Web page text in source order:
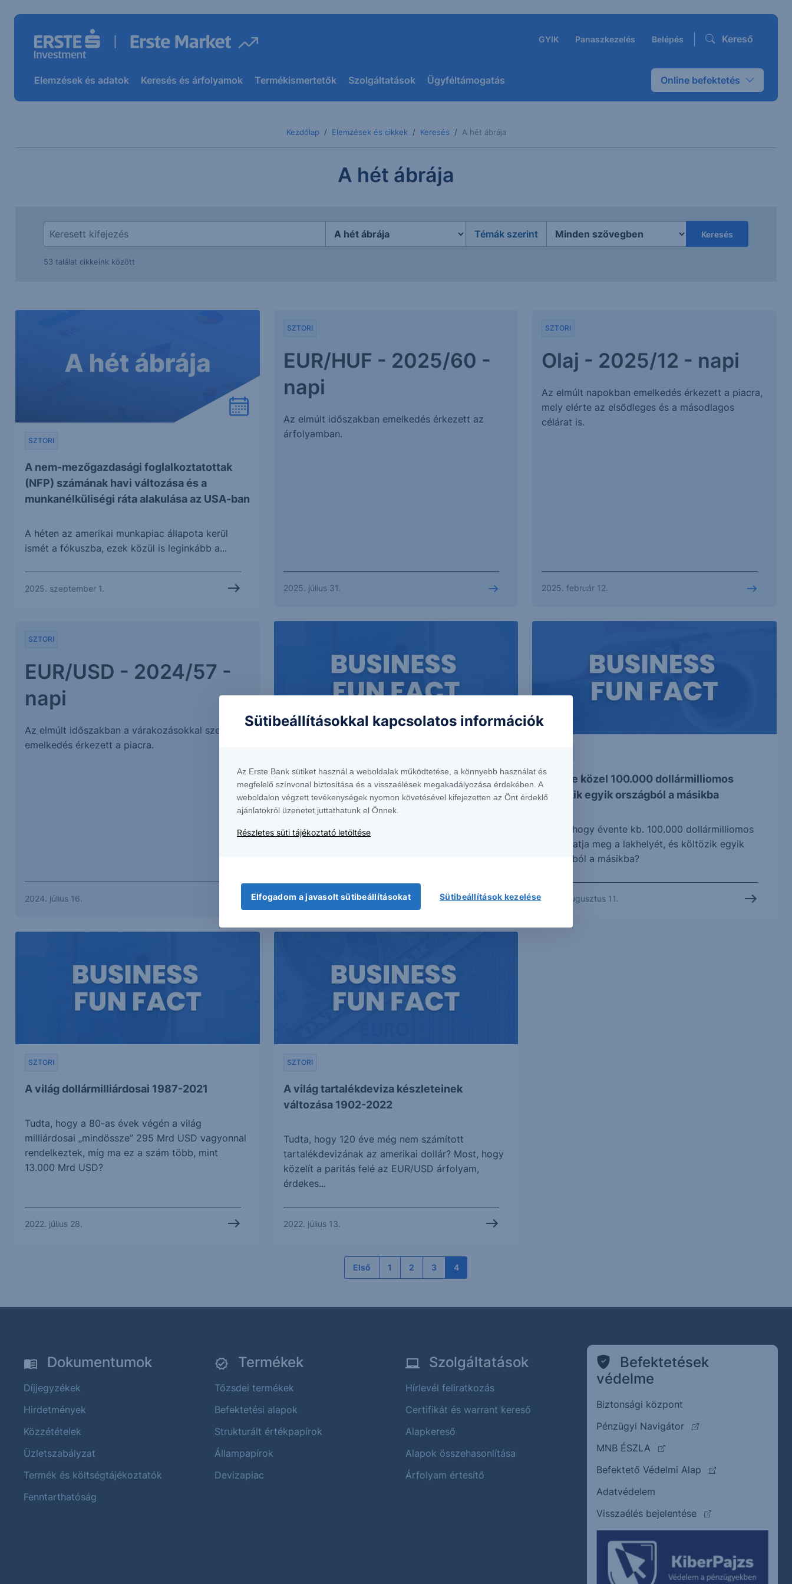
GYIK Panaszkezelés Belépés Kereső
Elemzések és adatok Keresés és árfolyamok Termékismertetők Szolgáltatások Ügyféltámogatás Online befektetés
Kezdőlap Elemzések és cikkek Keresés A hét ábrája
A hét ábrája
Témák szerint Keresés
53 találat cikkeink között
A nem-mezőgazdasági foglalkoztatottak
(NFP) számának havi változása és a
munkanélküliségi ráta alakulása az USA-ban
SZTORI
A héten az amerikai munkapiac állapota kerül
ismét a fókuszba, ezek közül is leginkább a...
2025. szeptember 1.
EUR/HUF - 2025/60 -
napi
SZTORI
Az elmúlt időszakban emelkedés érkezett az
árfolyamban.
2025. július 31.
Olaj - 2025/12 - napi
SZTORI
Az elmúlt napokban emelkedés érkezett a piacra,
mely elérte az elsődleges és a másodlagos
célárat is.
2025. február 12.
EUR/USD - 2024/57 -
napi
SZTORI
Az elmúlt időszakban a várakozásokkal szemben
emelkedés érkezett a piacra.
2024. július 16.
Privátbanki növekedés 2006-2021
2022. október 11.
Évente közel 100.000 dollármilliomos
költözik egyik országból a másikba
Tudta, hogy évente kb. 100.000 dollármilliomos
változtatja meg a lakhelyét, és költözik egyik
országból a másikba?
2022. augusztus 11.
A világ dollármilliárdosai 1987-2021
SZTORI
Tudta, hogy a 80-as évek végén a világ
milliárdosai „mindössze” 295 Mrd USD vagyonnal
rendelkeztek, míg ma ez a szám több, mint
13.000 Mrd USD?
2022. július 28.
A világ tartalékdeviza készleteinek
változása 1902-2022
SZTORI
Tudta, hogy 120 éve még nem számított
tartalékdevizának az amerikai dollár? Most, hogy
közelít a paritás felé az EUR/USD árfolyam,
érdekes...
2022. július 13.
Első 1 2 3 4
Dokumentumok
Díjjegyzékek
Hirdetmények
Közzétételek
Üzletszabályzat
Termék és költségtájékoztatók
Fenntarthatóság
Termékek
Tőzsdei termékek
Befektetési alapok
Strukturált értékpapírok
Állampapírok
Devizapiac
Szolgáltatások
Hírlevél feliratkozás
Certifikát és warrant kereső
Alapkereső
Alapok összehasonlítása
Árfolyam értesítő
Befektetések
védelme
Biztonsági központ
Pénzügyi Navigátor
(külső oldalra ugrik)
MNB ÉSZLA
(külső oldalra ugrik)
Befektető Védelmi Alap
(külső oldalra
Adatvédelem
Visszaélés bejelentése
(külső oldalra ugrik)
Sütibeállításokkal kapcsolatos információk
Az Erste Bank sütiket használ a weboldalak működtetése, a könnyebb használat és
megfelelő színvonal biztosítása és a visszaélések megakadályozása érdekében. A
weboldalon végzett tevékenységek nyomon követésével kifejezetten az Önt érdeklő
ajánlatokról üzenetet juttathatunk el Önnek.
Részletes süti tájékoztató letöltése
Elfogadom a javasolt sütibeállításokat Sütibeállítások kezelése